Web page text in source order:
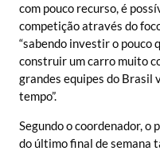
com pouco recurso, é
competição através do
“sabendo investir o pouco
construir um carro muito
grandes equipes do Brasil
tempo”.
Segundo o coordenador,
do último final de semana